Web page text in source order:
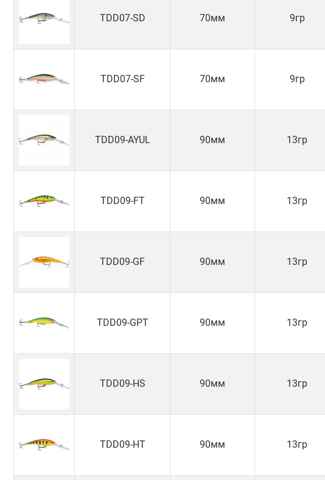
TDD07-SD 70мм 9гр
TDD07-SF 70мм 9гр
TDD09-AYUL 90мм 13гр
TDD09-FT 90мм 13гр
TDD09-GF 90мм 13гр
TDD09-GPT 90мм 13гр
TDD09-HS 90мм 13гр
TDD09-HT 90мм 13гр